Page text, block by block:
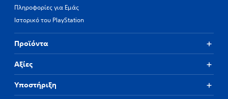
Πληροφορίες για Εμάς
Ιστορικό του PlayStation
Προϊόντα
Αξίες
Υποστήριξη